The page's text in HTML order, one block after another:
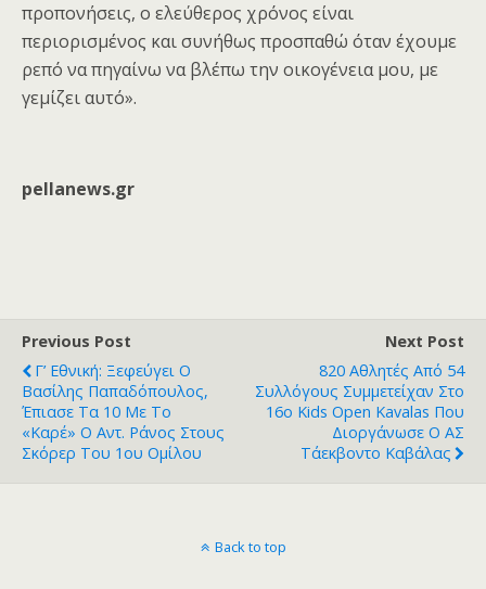
προπονήσεις, ο ελεύθερος χρόνος είναι
περιορισμένος και συνήθως προσπαθώ όταν έχουμε
ρεπό να πηγαίνω να βλέπω την οικογένεια μου, με
γεμίζει αυτό».
pellanews.gr
Previous Post
Γ’ Εθνική: Ξεφεύγει Ο
Βασίλης Παπαδόπουλος,
Έπιασε Τα 10 Με Το
«καρέ» Ο Αντ. Ράνος Στους
Σκόρερ Του 1ου Ομίλου
Next Post
820 Αθλητές Από 54
Συλλόγους Συμμετείχαν Στο
16ο Kids Open Kavalas Που
Διοργάνωσε Ο ΑΣ
Τάεκβοντο Καβάλας
Back to top